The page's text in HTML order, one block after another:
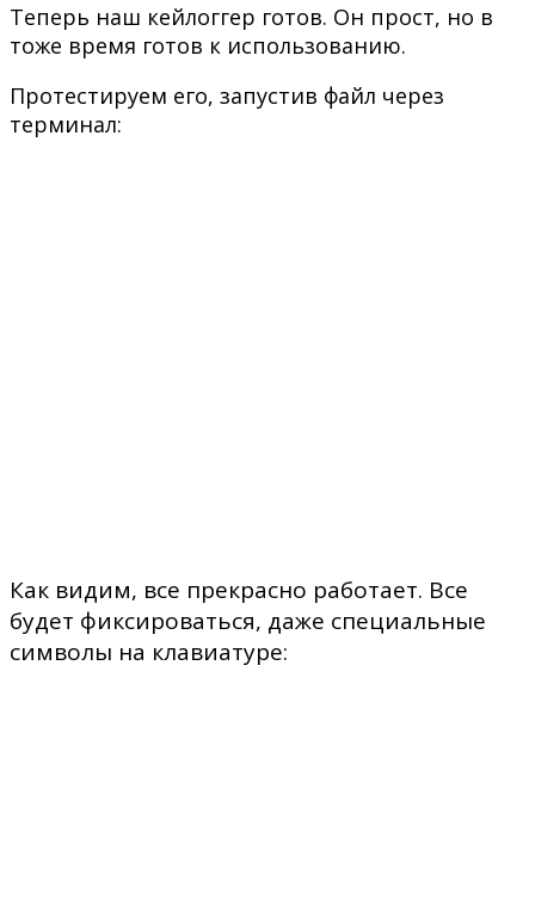
Теперь наш кейлоггер готов. Он прост, но в
тоже время готов к использованию.
Протестируем его, запустив файл через
терминал:
Как видим, все прекрасно работает. Все
будет фиксироваться, даже специальные
символы на клавиатуре: